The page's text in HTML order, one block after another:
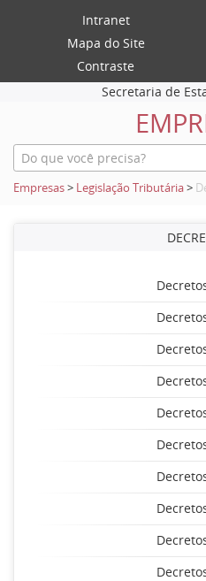
Intranet
Mapa do Site
Contraste
Secretaria de
Empresas> Legislação Tributária>